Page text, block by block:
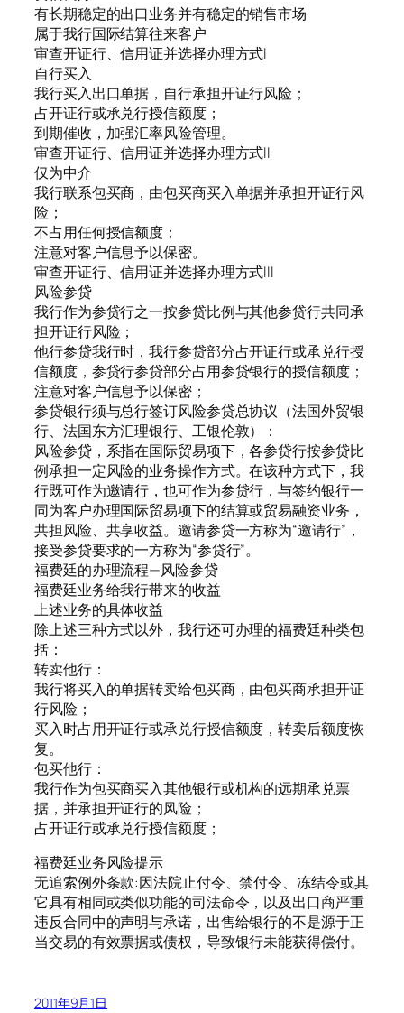
有长期稳定的出口业务并有稳定的销售市场
属于我行国际结算往来客户
审查开证行、信用证并选择办理方式I
自行买入
我行买入出口单据，自行承担开证行风险；
占开证行或承兑行授信额度；
到期催收，加强汇率风险管理。
审查开证行、信用证并选择办理方式II
仅为中介
我行联系包买商，由包买商买入单据并承担开证行风
险；
不占用任何授信额度；
注意对客户信息予以保密。
审查开证行、信用证并选择办理方式III
风险参贷
我行作为参贷行之一按参贷比例与其他参贷行共同承
担开证行风险；
他行参贷我行时，我行参贷部分占开证行或承兑行授
信额度，参贷行参贷部分占用参贷银行的授信额度；
注意对客户信息予以保密；
参贷银行须与总行签订风险参贷总协议（法国外贸银
行、法国东方汇理银行、工银伦敦）：
风险参贷，系指在国际贸易项下，各参贷行按参贷比
例承担一定风险的业务操作方式。在该种方式下，我
行既可作为邀请行，也可作为参贷行，与签约银行一
同为客户办理国际贸易项下的结算或贸易融资业务，
共担风险、共享收益。邀请参贷一方称为“邀请行”，
接受参贷要求的一方称为“参贷行”。
福费廷的办理流程—风险参贷
福费廷业务给我行带来的收益
上述业务的具体收益
除上述三种方式以外，我行还可办理的福费廷种类包
括：
转卖他行：
我行将买入的单据转卖给包买商，由包买商承担开证
行风险；
买入时占用开证行或承兑行授信额度，转卖后额度恢
复。
包买他行：
我行作为包买商买入其他银行或机构的远期承兑票
据，并承担开证行的风险；
占开证行或承兑行授信额度；
福费廷业务风险提示
无追索例外条款:因法院止付令、禁付令、冻结令或其
它具有相同或类似功能的司法命令，以及出口商严重
违反合同中的声明与承诺，出售给银行的不是源于正
当交易的有效票据或债权，导致银行未能获得偿付。
2011年9月1日